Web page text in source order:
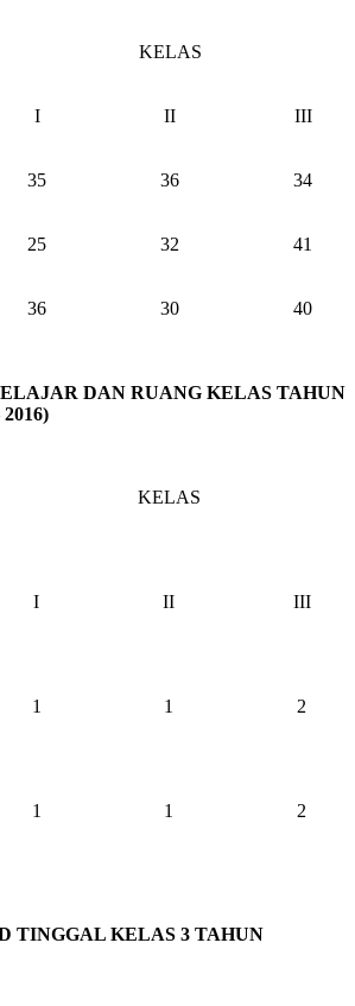
KELAS
I II III
35 36 34
25 32 41
36 30 40
DAN RUANG KELAS TAHUN
KELAS
I II III
1 1 2
1 1 2
TINGGAL KELAS 3 TAHUN